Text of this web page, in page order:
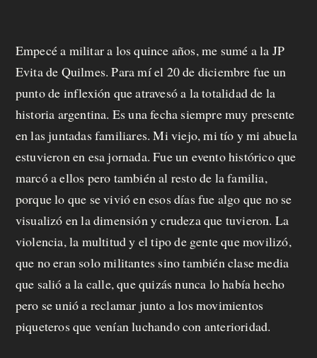
o
s
M
a
n
d
á
t
u
p
Empecé a militar a los quince años, me sumé a la JP
Evita de Quilmes. Para mí el 20 de diciembre fue un
punto de inflexión que atravesó a la totalidad de la
historia argentina. Es una fecha siempre muy presente
en las juntadas familiares. Mi viejo, mi tío y mi abuela
estuvieron en esa jornada. Fue un evento histórico que
marcó a ellos pero también al resto de la familia,
porque lo que se vivió en esos días fue algo que no se
visualizó en la dimensión y crudeza que tuvieron. La
violencia, la multitud y el tipo de gente que movilizó,
que no eran solo militantes sino también clase media
que salió a la calle, que quizás nunca lo había hecho
pero se unió a reclamar junto a los movimientos
piqueteros que venían luchando con anterioridad.